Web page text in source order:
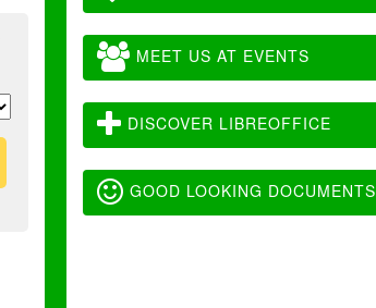
MEET US AT EVENTS
DISCOVER LIBREOFFICE
GOOD LOOKING DOCUMENTS